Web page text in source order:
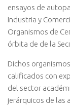
ensayos de
Industria y
Organismos de
órbita de de la
Dichos
calificados con
del sector
jerárquicos de las